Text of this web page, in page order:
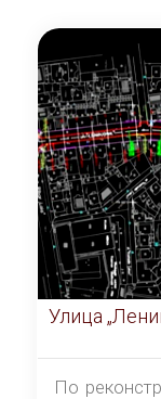
Улица
По